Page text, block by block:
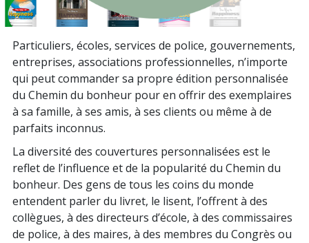
Particuliers, écoles, services de police, gouvernements,
entreprises, associations professionnelles, n’importe
qui peut commander sa propre édition personnalisée
du Chemin du bonheur pour en offrir des exemplaires
à sa famille, à ses amis, à ses clients ou même à de
parfaits inconnus.
La diversité des couvertures personnalisées est le
reflet de l’influence et de la popularité du Chemin du
bonheur. Des gens de tous les coins du monde
entendent parler du livret, le lisent, l’offrent à des
collègues, à des directeurs d’école, à des commissaires
de police, à des maires, à des membres du Congrès ou